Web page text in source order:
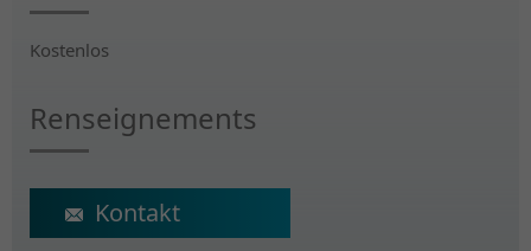
Kostenlos
Renseignements
ecs@crr-suva.ch